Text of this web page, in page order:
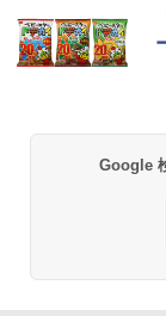
1
Google